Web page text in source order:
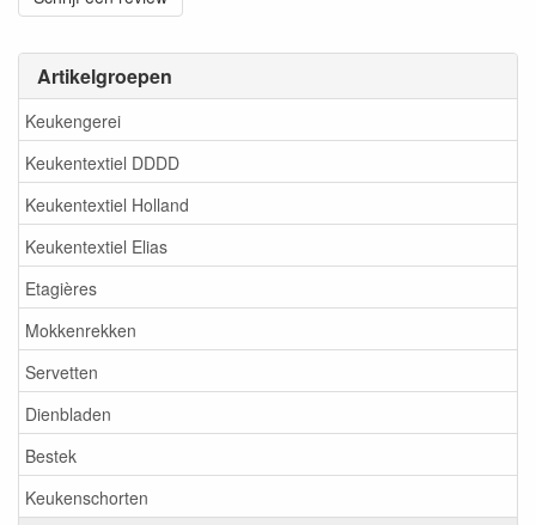
Artikelgroepen
Keukengerei
Keukentextiel DDDD
Keukentextiel Holland
Keukentextiel Elias
Etagières
Mokkenrekken
Servetten
Dienbladen
Bestek
Keukenschorten